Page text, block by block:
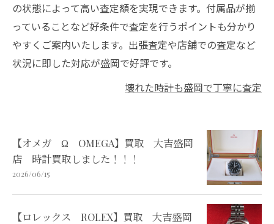
の状態によって高い査定額を実現できます。付属品が揃
っていることなど好条件で査定を行うポイントも分かり
やすくご案内いたします。出張査定や店舗での査定など
状況に即した対応が盛岡で好評です。
壊れた時計も盛岡で丁寧に査定
【オメガ Ω OMEGA】買取 大吉盛岡
店 時計買取しました！！！
2026/06/15
【ロレックス ROLEX】買取 大吉盛岡